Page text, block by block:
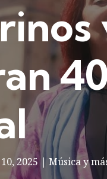
2025 |Música y